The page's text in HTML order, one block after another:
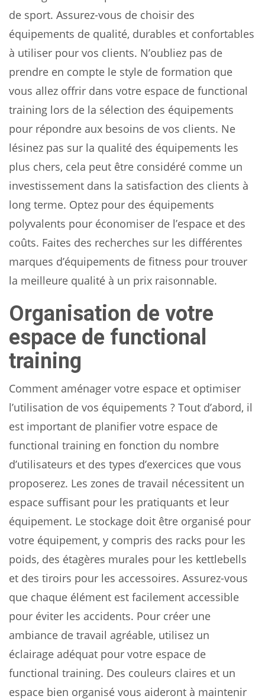
de sport. Assurez-vous de choisir des
équipements de qualité, durables et confortables
à utiliser pour vos clients. N’oubliez pas de
prendre en compte le style de formation que
vous allez offrir dans votre espace de functional
training lors de la sélection des équipements
pour répondre aux besoins de vos clients. Ne
lésinez pas sur la qualité des équipements les
plus chers, cela peut être considéré comme un
investissement dans la satisfaction des clients à
long terme. Optez pour des équipements
polyvalents pour économiser de l’espace et des
coûts. Faites des recherches sur les différentes
marques d’équipements de fitness pour trouver
la meilleure qualité à un prix raisonnable.
Organisation de votre
espace de functional
training
Comment aménager votre espace et optimiser
l’utilisation de vos équipements ? Tout d’abord, il
est important de planifier votre espace de
functional training en fonction du nombre
d’utilisateurs et des types d’exercices que vous
proposerez. Les zones de travail nécessitent un
espace suffisant pour les pratiquants et leur
équipement. Le stockage doit être organisé pour
votre équipement, y compris des racks pour les
poids, des étagères murales pour les kettlebells
et des tiroirs pour les accessoires. Assurez-vous
que chaque élément est facilement accessible
pour éviter les accidents. Pour créer une
ambiance de travail agréable, utilisez un
éclairage adéquat pour votre espace de
functional training. Des couleurs claires et un
espace bien organisé vous aideront à maintenir